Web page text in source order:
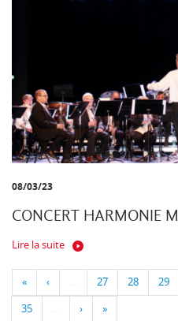
08/03/23
CONCERT HARMONIE
Lire la suite
« ‹ … 27 28 29
35 … › »